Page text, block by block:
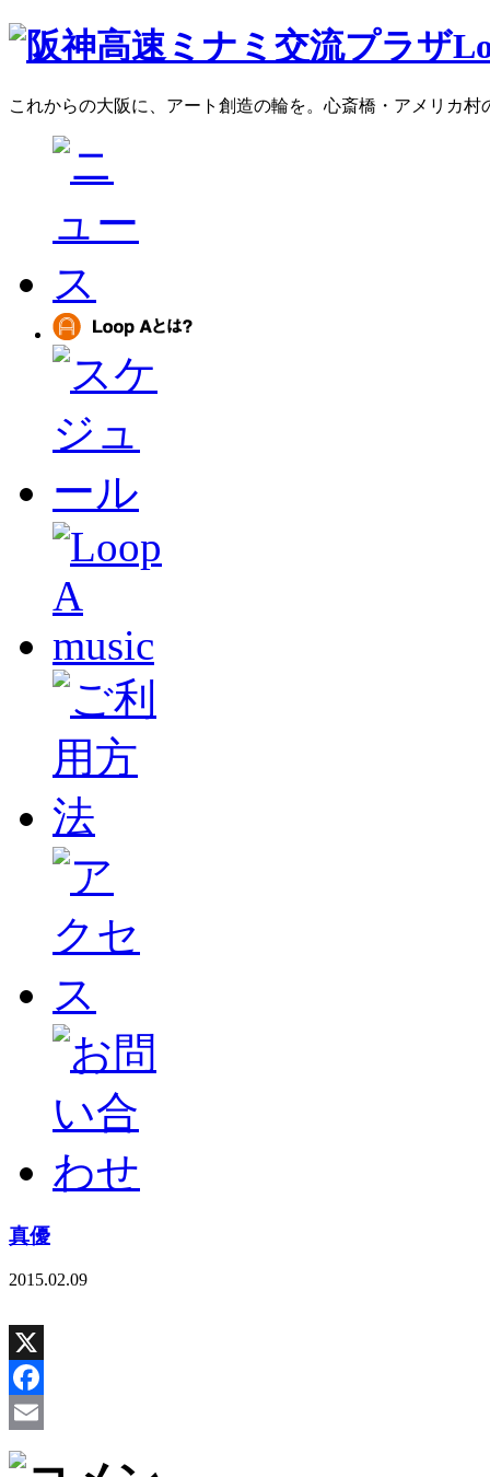
これからの大阪に、アート創造の輪を。心斎橋・アメリカ村
真優
2015.02.09
X
Facebook
Email